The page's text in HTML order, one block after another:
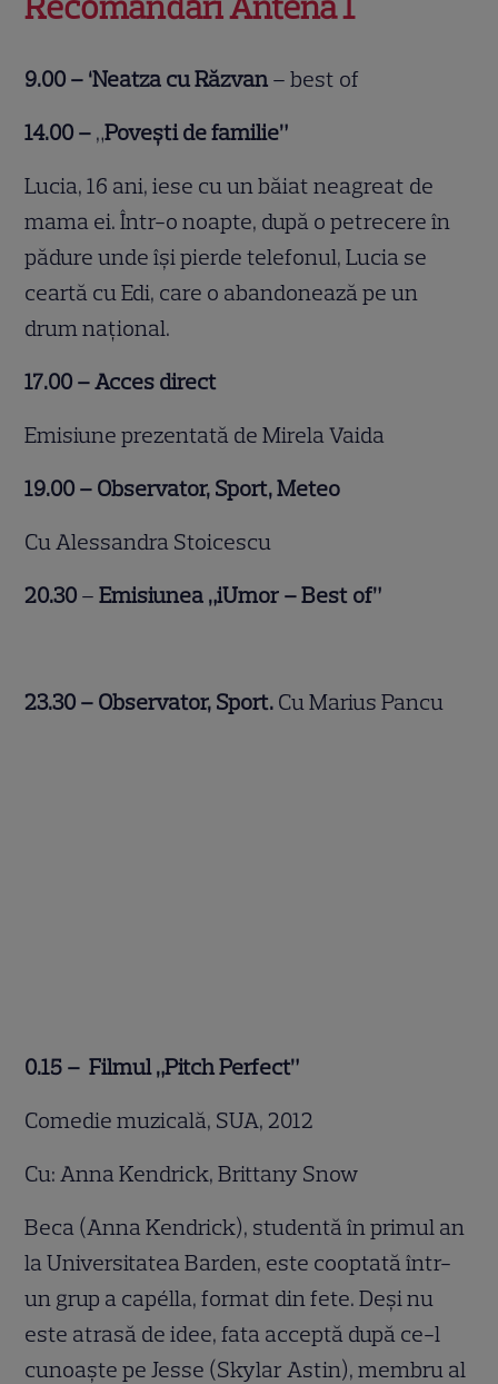
9.00 – ‘Neatza cu Răzvan – best of
14.00 – „Povești de familie”
Lucia, 16 ani, iese cu un băiat neagreat de
mama ei. Într-o noapte, după o petrecere în
pădure unde își pierde telefonul, Lucia se
ceartă cu Edi, care o abandonează pe un
drum național.
17.00 – Acces direct
Emisiune prezentată de Mirela Vaida
19.00 – Observator, Sport, Meteo
Cu Alessandra Stoicescu
20.30 – Emisiunea „iUmor – Best of”
23.30 – Observator, Sport. Cu Marius Pancu
0.15 – Filmul „Pitch Perfect”
Comedie muzicală, SUA, 2012
Cu: Anna Kendrick, Brittany Snow
Beca (Anna Kendrick), studentă în primul an
la Universitatea Barden, este cooptată într-
un grup a capélla, format din fete. Deși nu
este atrasă de idee, fata acceptă după ce-l
cunoaște pe Jesse (Skylar Astin), membru al